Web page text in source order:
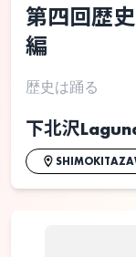
第四回歴
編
歴史は踊る
下北沢